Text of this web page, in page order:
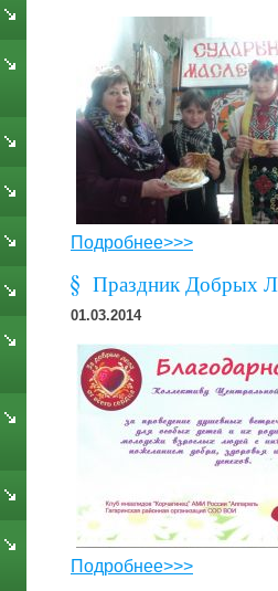
Подробнее>>>
Праздник Добрых
01.03.2014
Подробнее>>>